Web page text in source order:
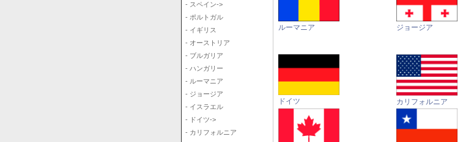
- スペイン->
- ポルトガル
- イギリス
- オーストリア
- ブルガリア
- ハンガリー
- ルーマニア
- ジョージア
- イスラエル
- ドイツ->
- カリフォルニア
ルーマニア ジョージア
ドイツ カリフォルニア